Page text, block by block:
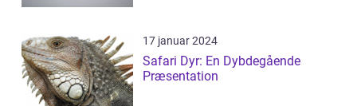
17 januar 2024
Safari Dyr: En Dybdegående
Præsentation